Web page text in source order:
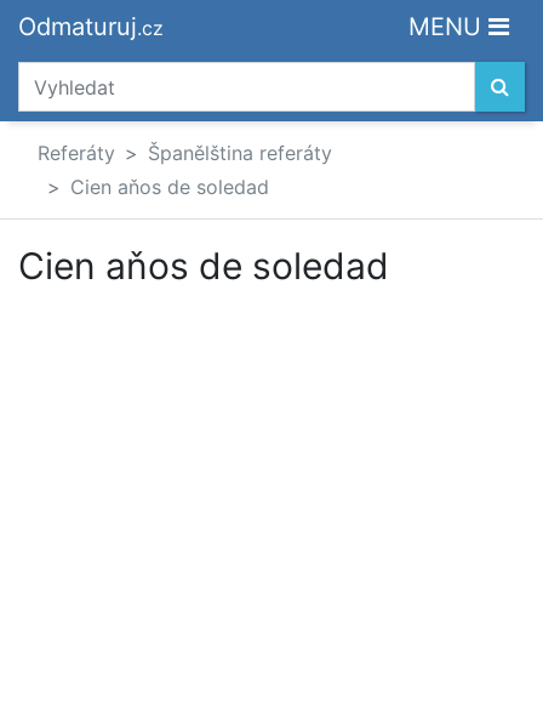
Odmaturuj.cz MENU
Referáty
Španělština referáty
Cien aňos de soledad
Cien aňos de soledad